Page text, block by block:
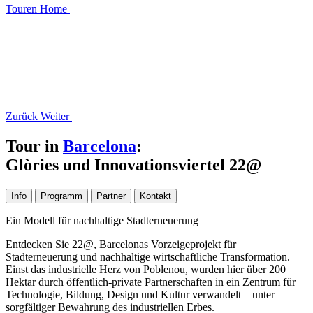
Touren Home
Zurück Weiter
Tour in Barcelona:
Glòries und Innovationsviertel 22@
Info Programm Partner Kontakt
Ein Modell für nachhaltige Stadterneuerung
Entdecken Sie 22@, Barcelonas Vorzeigeprojekt für
Stadterneuerung und nachhaltige wirtschaftliche Transformation.
Einst das industrielle Herz von Poblenou, wurden hier über 200
Hektar durch öffentlich-private Partnerschaften in ein Zentrum für
Technologie, Bildung, Design und Kultur verwandelt – unter
sorgfältiger Bewahrung des industriellen Erbes.